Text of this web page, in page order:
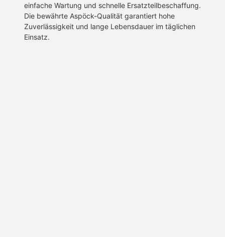
einfache Wartung und schnelle Ersatzteilbeschaffung.
Die bewährte Aspöck-Qualität garantiert hohe
Zuverlässigkeit und lange Lebensdauer im täglichen
Einsatz.